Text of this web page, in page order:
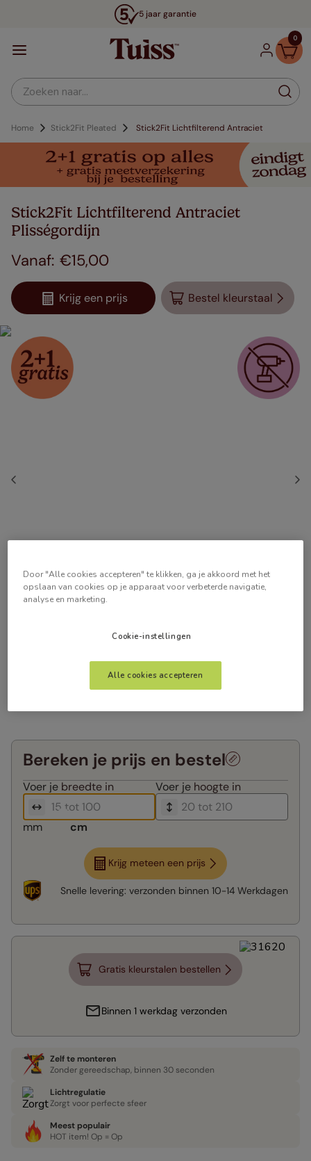
5 jaar garantie
0
Zoeken naar...
Home Stick2Fit Pleated Stick2Fit Lichtfilterend Antraciet
Stick2Fit Lichtfilterend Antraciet
Plisségordijn
€15,00
Krijg een prijs Bestel kleurstaal
Bereken je prijs en bestel
Voer je breedte in Voer je hoogte in
mm cm
Krijg meteen een prijs
Snelle levering: verzonden binnen 10-14 Werkdagen
Gratis kleurstalen bestellen
Binnen 1 werkdag verzonden
Zelf te monteren
Zonder gereedschap, binnen 30 seconden
Lichtregulatie
Zorgt voor perfecte sfeer
Meest populair
HOT item! Op = Op
Door "Alle cookies accepteren" te klikken, ga je akkoord met het
opslaan van cookies op je apparaat voor verbeterde navigatie,
analyse en marketing.
Cookie-instellingen
Alle cookies accepteren